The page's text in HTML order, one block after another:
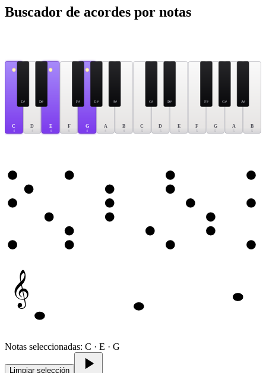
Buscador de acordes por notas
C
4
D
4
E
4
F
4
G
4
A
4
B
4
C
5
D
5
E
5
F
5
G
5
A
5
B
5
C# D# F# G# A# C# D# F# G# A#
𝄞
Notas seleccionadas: C · E · G
Limpiar selección